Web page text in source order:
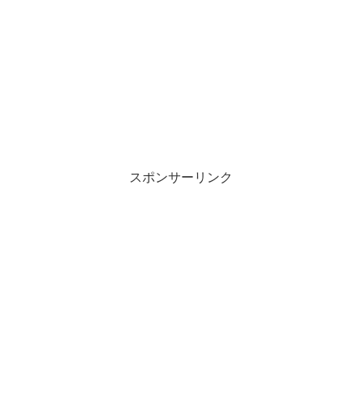
スポンサーリンク